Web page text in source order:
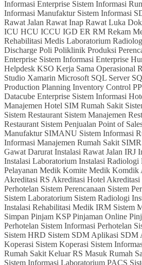
Informasi Enterprise Sistem Informasi
Informasi Manufaktur Sistem Informasi
Rawat Jalan Rawat Inap Rawat Luka
ICU HCU ICCU IGD ER RM Rekam
Rehabilitasi Medis Laboratorium
Discharge Poli Poliklinik Produksi
Enterprise Sistem Informasi Enterprise
Helpdesk KSO Kerja Sama Operasional
Studio Xamarin Microsoft SQL Server
Production Planning Inventory Control
Datacube Enterprise Sistem Informasi
Manajemen Hotel SIM Rumah Sakit
Sistem Restaurant Sistem Manajemen
Restaurant Sistem Penjualan Point of
Manufaktur SIMANU Sistem Informasi
Informasi Manajemen Rumah Sakit
Gawat Darurat Instalasi Rawat Jalan IRJ
Instalasi Laboratorium Instalasi Radiologi
Pelayanan Medik Komite Medik Komdik
Akreditasi RS Akreditasi Hotel Akreditasi
Perhotelan Sistem Perencanaan Sistem
Sistem Laboratorium Sistem Radiologi
Instalasi Rehabilitasi Medik IRM Sistem
Simpan Pinjam KSP Pinjaman Online
Perhotelan Sistem Informasi Perhotelan
Sistem HRD Sistem SDM Aplikasi
Koperasi Sistem Koperasi Sistem
Rumah Sakit Keluar RS Masuk Rumah
Sistem Informasi Laboratorium PACS